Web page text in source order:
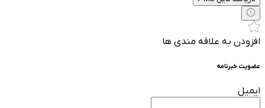
افزودن به علاقه مندی ها
عضویت خبرنامه
ایمیل